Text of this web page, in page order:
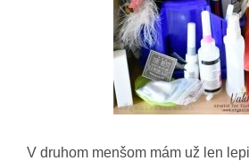
V druhom menšom mám už len